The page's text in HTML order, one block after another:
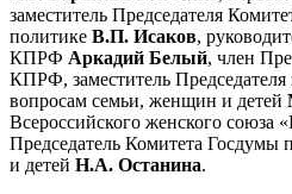
заместитель Председателя
политике В.П. Исаков,
КПРФ Аркадий Белый, член
КПРФ, заместитель
вопросам семьи, женщин и детей
Всероссийского женского союза
Председатель Комитета
и детей Н.А. Останина.